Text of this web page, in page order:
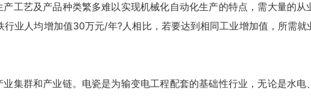
工艺及产品种类繁多难以实现机械化自动化生产的特点，需大量的从
业人均增加值30万元/年?人相比，若要达到相同工业增加值，所需就
集群和产业链。电瓷是为输变电工程配套的基础性行业，无论是水电